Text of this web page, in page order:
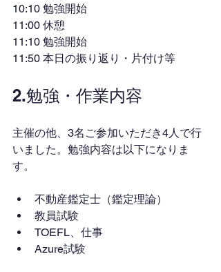
10:10 勉強開始
11:00 休憩
11:10 勉強開始
11:50 本日の振り返り・片付け等
2.勉強・作業内容
主催の他、3名ご参加いただき4人で行
いました。勉強内容は以下になりま
す。
不動産鑑定士（鑑定理論）
教員試験
TOEFL、仕事
Azure試験